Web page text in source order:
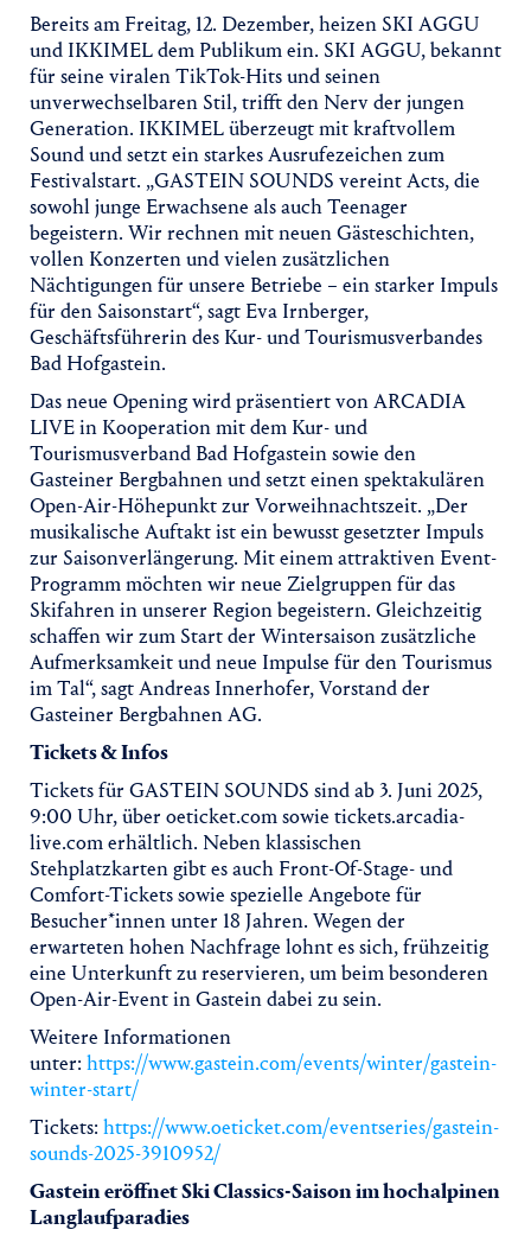
Bereits am Freitag, 12. Dezember, heizen SKI AGGU
und IKKIMEL dem Publikum ein. SKI AGGU, bekannt
für seine viralen TikTok-Hits und seinen
unverwechselbaren Stil, trifft den Nerv der jungen
Generation. IKKIMEL überzeugt mit kraftvollem
Sound und setzt ein starkes Ausrufezeichen zum
Festivalstart. „GASTEIN SOUNDS vereint Acts, die
sowohl junge Erwachsene als auch Teenager
begeistern. Wir rechnen mit neuen Gästeschichten,
vollen Konzerten und vielen zusätzlichen
Nächtigungen für unsere Betriebe – ein starker Impuls
für den Saisonstart“, sagt Eva Irnberger,
Geschäftsführerin des Kur- und Tourismusverbandes
Bad Hofgastein.
Das neue Opening wird präsentiert von ARCADIA
LIVE in Kooperation mit dem Kur- und
Tourismusverband Bad Hofgastein sowie den
Gasteiner Bergbahnen und setzt einen spektakulären
Open-Air-Höhepunkt zur Vorweihnachtszeit. „Der
musikalische Auftakt ist ein bewusst gesetzter Impuls
zur Saisonverlängerung. Mit einem attraktiven Event-
Programm möchten wir neue Zielgruppen für das
Skifahren in unserer Region begeistern. Gleichzeitig
schaffen wir zum Start der Wintersaison zusätzliche
Aufmerksamkeit und neue Impulse für den Tourismus
im Tal“, sagt Andreas Innerhofer, Vorstand der
Gasteiner Bergbahnen AG.
Tickets & Infos
Tickets für GASTEIN SOUNDS sind ab 3. Juni 2025,
9:00 Uhr, über oeticket.com sowie tickets.arcadia-
live.com erhältlich. Neben klassischen
Stehplatzkarten gibt es auch Front-Of-Stage- und
Comfort-Tickets sowie spezielle Angebote für
Besucher*innen unter 18 Jahren. Wegen der
erwarteten hohen Nachfrage lohnt es sich, frühzeitig
eine Unterkunft zu reservieren, um beim besonderen
Open-Air-Event in Gastein dabei zu sein.
Weitere Informationen
unter: https://www.gastein.com/events/winter/gastein-
winter-start/
Tickets: https://www.oeticket.com/eventseries/gastein-
sounds-2025-3910952/
Gastein eröffnet Ski Classics-Saison im hochalpinen
Langlaufparadies